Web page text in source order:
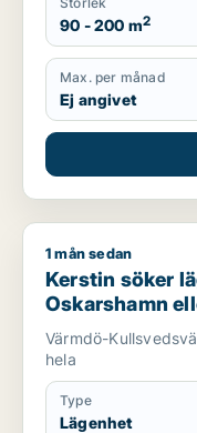
90 - 200 m2
Max. per månad
Ej angivet
Kerstin söker
1 mån sedan
Kerstin söker
Oskarshamn
Värmdö-
hela
Type
Lägenhet